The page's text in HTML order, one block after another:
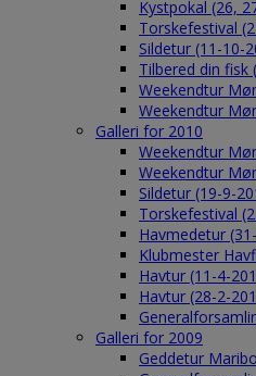
Kystpokal (26,
Torskefestival
Sildetur (11-10-
Tilbered din fisk
Weekendtur
Weekendtur
Galleri for 2010
Weekendtur
Weekendtur
Sildetur (19-9-
Torskefestival
Havmedetur
Klubmester
Havtur (11-4-
Havtur (28-2-
Galleri for 2009
Geddetur